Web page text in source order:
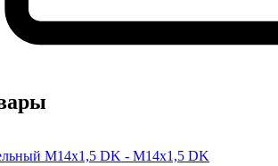
M14x1,5 DK - M14x1,5 DK